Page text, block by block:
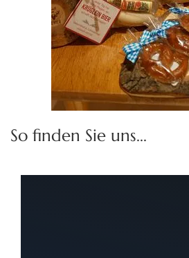
So finden Sie uns...